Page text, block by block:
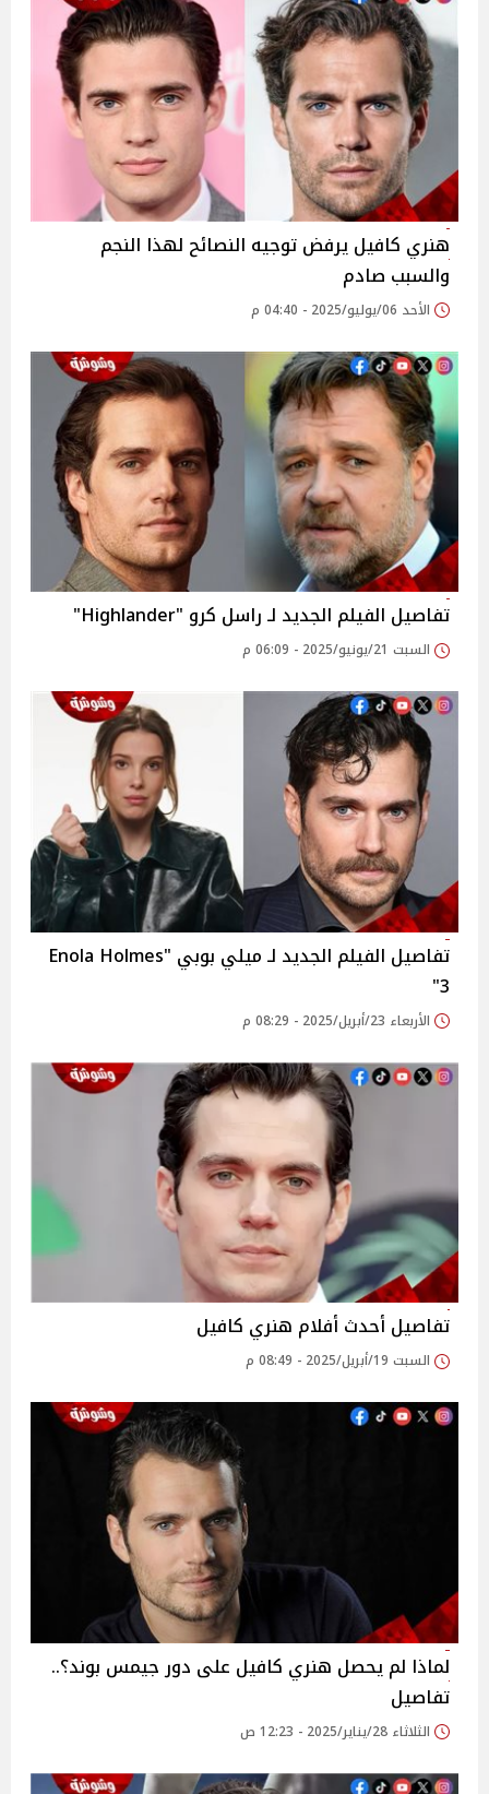
هنري كافيل يرفض توجيه النصائح لهذا النجم
والسبب صادم
الأحد 06/يوليو/2025 - 04:40 م
تفاصيل الفيلم الجديد لـ راسل كرو "Highlander"
السبت 21/يونيو/2025 - 06:09 م
تفاصيل الفيلم الجديد لـ ميلي بوبي "Enola Holmes
3"
الأربعاء 23/أبريل/2025 - 08:29 م
تفاصيل أحدث أفلام هنري كافيل
السبت 19/أبريل/2025 - 08:49 م
لماذا لم يحصل هنري كافيل على دور جيمس بوند؟..
تفاصيل
الثلاثاء 28/يناير/2025 - 12:23 ص